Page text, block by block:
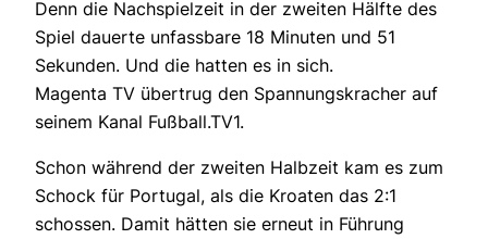
Denn die Nachspielzeit in der zweiten Hälfte des
Spiel dauerte unfassbare 18 Minuten und 51
Sekunden. Und die hatten es in sich.
Magenta TV übertrug den Spannungskracher auf
seinem Kanal Fußball.TV1.
Schon während der zweiten Halbzeit kam es zum
Schock für Portugal, als die Kroaten das 2:1
schossen. Damit hätten sie erneut in Führung